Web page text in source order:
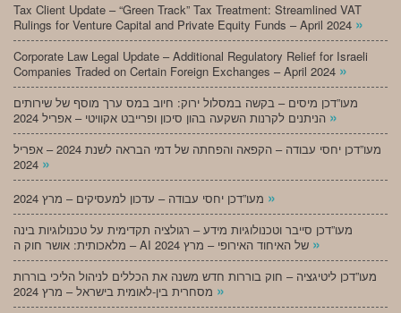
Tax Client Update – “Green Track” Tax Treatment: Streamlined VAT
Rulings for Venture Capital and Private Equity Funds – April 2024 »
Corporate Law Legal Update – Additional Regulatory Relief for Israeli
Companies Traded on Certain Foreign Exchanges – April 2024 »
מעו”דכן מיסים – בקשה במסלול ירוק: חיוב במס ערך מוסף של שירותים
»
מעו”דכן יחסי עבודה – הקפאה והפחתה של דמי הבראה לשנת 2024 – אפריל
»
»
מעו”דכן סייבר וטכנולוגיות מידע – רגולציה תקדימית על טכנולוגיות בינה
»
מעו”דכן ליטיגציה – חוק בוררות חדש משנה את הכללים לניהול הליכי בוררות
»